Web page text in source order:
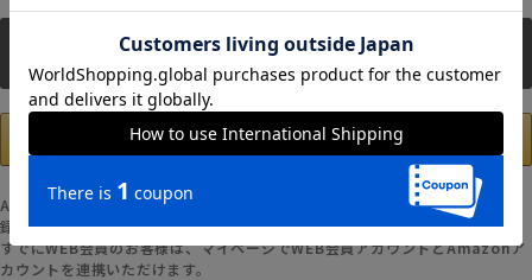
新規会員登録
Amazonアカウントの登録情報を使用して、お支払いおよび新規WEB会員登
録が可能です。
すでにWEB会員のお客様は、マイページでWEB会員アカウントとAmazonア
カウントを連携いただけます。